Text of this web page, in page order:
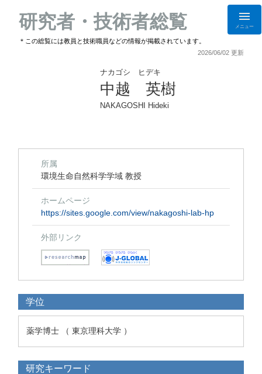
研究者・技術者総覧
＊この総覧には教員と技術職員などの情報が掲載されています。
メニュー
2026/06/02 更新
ナカゴシ ヒデキ
中越 英樹
NAKAGOSHI Hideki
所属
環境生命自然科学学域 教授
ホームページ
https://sites.google.com/view/nakagoshi-lab-hp
外部リンク
学位
薬学博士 （ 東京理科大学 ）
研究キーワード